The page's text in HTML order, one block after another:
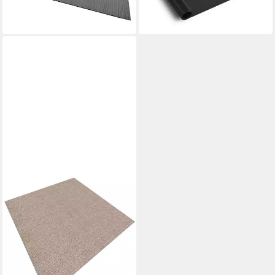
lieferbar - in 3-4 Werktagen bei dir
lieferbar - in 3-4 Werktagen bei dir